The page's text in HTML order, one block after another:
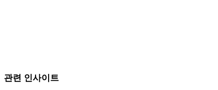
관련 인사이트